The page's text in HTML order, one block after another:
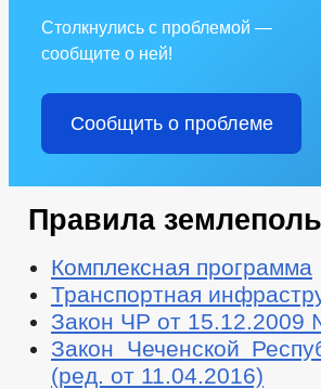
Столкнулись с проблемой —
сообщите о ней!
Сообщить о проблеме
Правила
Комплексная программа
Транспортная
Закон ЧР от
Закон Чеченской
(ред. от 11.04.2016)